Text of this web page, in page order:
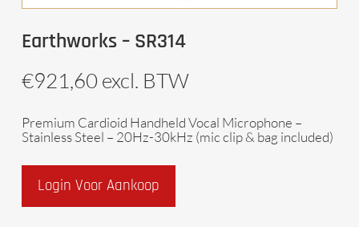
Earthworks – SR314
€921,60 excl. BTW
Premium Cardioid Handheld Vocal Microphone –
Stainless Steel – 20Hz-30kHz (mic clip & bag included)
Login Voor Aankoop